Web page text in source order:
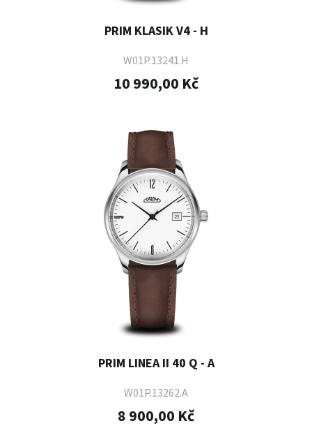
PRIM KLASIK V4 - H
W01P.13241.H
10 990,00 Kč
PRIM LINEA II 40 Q - A
W01P.13262.A
8 900,00 Kč